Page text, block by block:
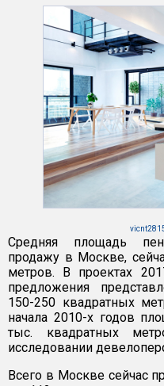
Средняя площадь
продажу в Москве,
метров. В проектах
предложения
150-250 квадратных
начала 2010-х годов
тыс. квадратных
исследовании
Всего в Москве сейчас